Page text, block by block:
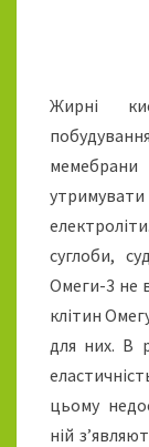
Жирні
суглоби,
Омеги-3 не
клітин
для них. В
цьому
ній